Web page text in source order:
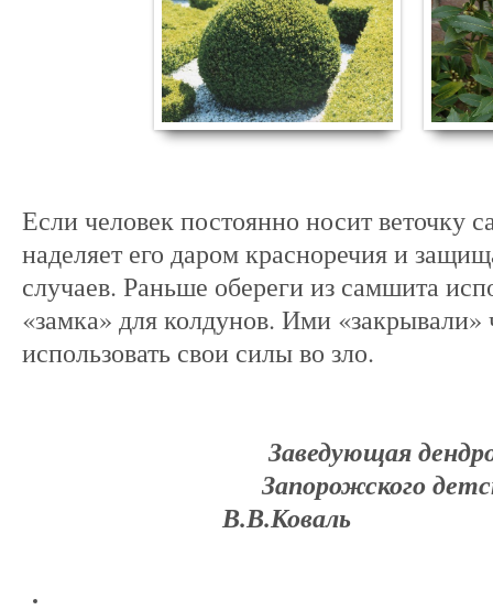
Если человек постоянно носит веточку
наделяет его даром красноречия и
случаев. Раньше обереги из самшита
«замка» для колдунов. Ими «закрывали»
использовать свои силы во зло.
Заведующая
Запорожского детского
В.В.Коваль